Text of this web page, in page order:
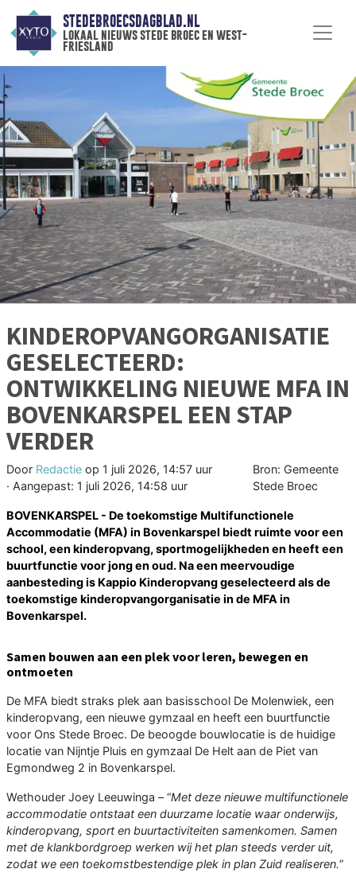
STEDEBROECSDAGBLAD.NL
lokaal nieuws stede broec en west-
friesland
KINDEROPVANGORGANISATIE
GESELECTEERD:
ONTWIKKELING NIEUWE MFA IN
BOVENKARSPEL EEN STAP
VERDER
Door Redactie op 1 juli 2026, 14:57 uur
· Aangepast: 1 juli 2026, 14:58 uur
Bron: Gemeente
Stede Broec
BOVENKARSPEL - De toekomstige Multifunctionele
Accommodatie (MFA) in Bovenkarspel biedt ruimte voor een
school, een kinderopvang, sportmogelijkheden en heeft een
buurtfunctie voor jong en oud. Na een meervoudige
aanbesteding is Kappio Kinderopvang geselecteerd als de
toekomstige kinderopvangorganisatie in de MFA in
Bovenkarspel.
Samen bouwen aan een plek voor leren, bewegen en
ontmoeten
De MFA biedt straks plek aan basisschool De Molenwiek, een
kinderopvang, een nieuwe gymzaal en heeft een buurtfunctie
voor Ons Stede Broec. De beoogde bouwlocatie is de huidige
locatie van Nijntje Pluis en gymzaal De Helt aan de Piet van
Egmondweg 2 in Bovenkarspel.
Wethouder Joey Leeuwinga – “Met deze nieuwe multifunctionele
accommodatie ontstaat een duurzame locatie waar onderwijs,
kinderopvang, sport en buurtactiviteiten samenkomen. Samen
met de klankbordgroep werken wij het plan steeds verder uit,
zodat we een toekomstbestendige plek in plan Zuid realiseren.”